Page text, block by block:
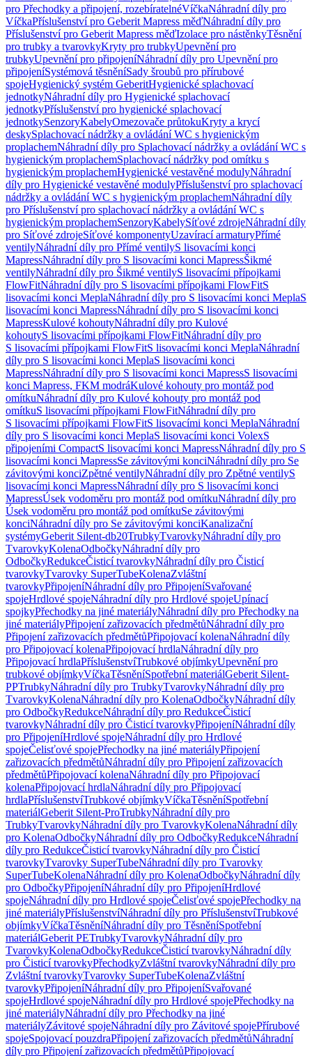
pro Přechodky a připojení, rozebíratelnéVíčkaNáhradní díly pro
VíčkaPříslušenství pro Geberit Mapress měďNáhradní díly pro
Příslušenství pro Geberit Mapress měďIzolace pro nástěnkyTěsnění
pro trubky a tvarovkyKryty pro trubkyUpevnění pro
trubkyUpevnění pro připojeníNáhradní díly pro Upevnění pro
připojeníSystémová těsněníSady šroubů pro přírubové
spojeHygienický systém GeberitHygienické splachovací
jednotkyNáhradní díly pro Hygienické splachovací
jednotkyPříslušenství pro hygienické splachovací
jednotkySenzoryKabelyOmezovače průtokuKryty a krycí
deskySplachovací nádržky a ovládání WC s hygienickým
proplachemNáhradní díly pro Splachovací nádržky a ovládání WC s
hygienickým proplachemSplachovací nádržky pod omítku s
hygienickým proplachemHygienické vestavěné modulyNáhradní
díly pro Hygienické vestavěné modulyPříslušenství pro splachovací
nádržky a ovládání WC s hygienickým proplachemNáhradní díly
pro Příslušenství pro splachovací nádržky a ovládání WC s
hygienickým proplachemSenzoryKabelySíťové zdrojeNáhradní díly
pro Síťové zdrojeSíťové komponentyUzavírací armaturyPřímé
ventilyNáhradní díly pro Přímé ventilyS lisovacími konci
MapressNáhradní díly pro S lisovacími konci MapressŠikmé
ventilyNáhradní díly pro Šikmé ventilyS lisovacími přípojkami
FlowFitNáhradní díly pro S lisovacími přípojkami FlowFitS
lisovacími konci MeplaNáhradní díly pro S lisovacími konci MeplaS
lisovacími konci MapressNáhradní díly pro S lisovacími konci
MapressKulové kohoutyNáhradní díly pro Kulové
kohoutyS lisovacími přípojkami FlowFitNáhradní díly pro
S lisovacími přípojkami FlowFitS lisovacími konci MeplaNáhradní
díly pro S lisovacími konci MeplaS lisovacími konci
MapressNáhradní díly pro S lisovacími konci MapressS lisovacími
konci Mapress, FKM modráKulové kohouty pro montáž pod
omítkuNáhradní díly pro Kulové kohouty pro montáž pod
omítkuS lisovacími přípojkami FlowFitNáhradní díly pro
S lisovacími přípojkami FlowFitS lisovacími konci MeplaNáhradní
díly pro S lisovacími konci MeplaS lisovacími konci VolexS
připojeními CompactS lisovacími konci MapressNáhradní díly pro S
lisovacími konci MapressSe závitovými konciNáhradní díly pro Se
závitovými konciZpětné ventilyNáhradní díly pro Zpětné ventilyS
lisovacími konci MapressNáhradní díly pro S lisovacími konci
MapressÚsek vodoměru pro montáž pod omítkuNáhradní díly pro
Úsek vodoměru pro montáž pod omítkuSe závitovými
konciNáhradní díly pro Se závitovými konciKanalizační
systémyGeberit Silent-db20TrubkyTvarovkyNáhradní díly pro
TvarovkyKolenaOdbočkyNáhradní díly pro
OdbočkyRedukceČisticí tvarovkyNáhradní díly pro Čisticí
tvarovkyTvarovky SuperTubeKolenaZvláštní
tvarovkyPřipojeníNáhradní díly pro PřipojeníSvařované
spojeHrdlové spojeNáhradní díly pro Hrdlové spojeUpínací
spojkyPřechodky na jiné materiályNáhradní díly pro Přechodky na
jiné materiályPřipojení zařizovacích předmětůNáhradní díly pro
Připojení zařizovacích předmětůPřipojovací kolenaNáhradní díly
pro Připojovací kolenaPřipojovací hrdlaNáhradní díly pro
Připojovací hrdlaPříslušenstvíTrubkové objímkyUpevnění pro
trubkové objímkyVíčkaTěsněníSpotřební materiálGeberit Silent-
PPTrubkyNáhradní díly pro TrubkyTvarovkyNáhradní díly pro
TvarovkyKolenaNáhradní díly pro KolenaOdbočkyNáhradní díly
pro OdbočkyRedukceNáhradní díly pro RedukceČisticí
tvarovkyNáhradní díly pro Čisticí tvarovkyPřipojeníNáhradní díly
pro PřipojeníHrdlové spojeNáhradní díly pro Hrdlové
spojeČelisťové spojePřechodky na jiné materiályPřipojení
zařizovacích předmětůNáhradní díly pro Připojení zařizovacích
předmětůPřipojovací kolenaNáhradní díly pro Připojovací
kolenaPřipojovací hrdlaNáhradní díly pro Připojovací
hrdlaPříslušenstvíTrubkové objímkyVíčkaTěsněníSpotřební
materiálGeberit Silent-ProTrubkyNáhradní díly pro
TrubkyTvarovkyNáhradní díly pro TvarovkyKolenaNáhradní díly
pro KolenaOdbočkyNáhradní díly pro OdbočkyRedukceNáhradní
díly pro RedukceČisticí tvarovkyNáhradní díly pro Čisticí
tvarovkyTvarovky SuperTubeNáhradní díly pro Tvarovky
SuperTubeKolenaNáhradní díly pro KolenaOdbočkyNáhradní díly
pro OdbočkyPřipojeníNáhradní díly pro PřipojeníHrdlové
spojeNáhradní díly pro Hrdlové spojeČelisťové spojePřechodky na
jiné materiályPříslušenstvíNáhradní díly pro PříslušenstvíTrubkové
objímkyVíčkaTěsněníNáhradní díly pro TěsněníSpotřební
materiálGeberit PETrubkyTvarovkyNáhradní díly pro
TvarovkyKolenaOdbočkyRedukceČisticí tvarovkyNáhradní díly
pro Čisticí tvarovkyPřechodkyZvláštní tvarovkyNáhradní díly pro
Zvláštní tvarovkyTvarovky SuperTubeKolenaZvláštní
tvarovkyPřipojeníNáhradní díly pro PřipojeníSvařované
spojeHrdlové spojeNáhradní díly pro Hrdlové spojePřechodky na
jiné materiályNáhradní díly pro Přechodky na jiné
materiályZávitové spojeNáhradní díly pro Závitové spojePřírubové
spojeSpojovací pouzdraPřipojení zařizovacích předmětůNáhradní
díly pro Připojení zařizovacích předmětůPřipojovací